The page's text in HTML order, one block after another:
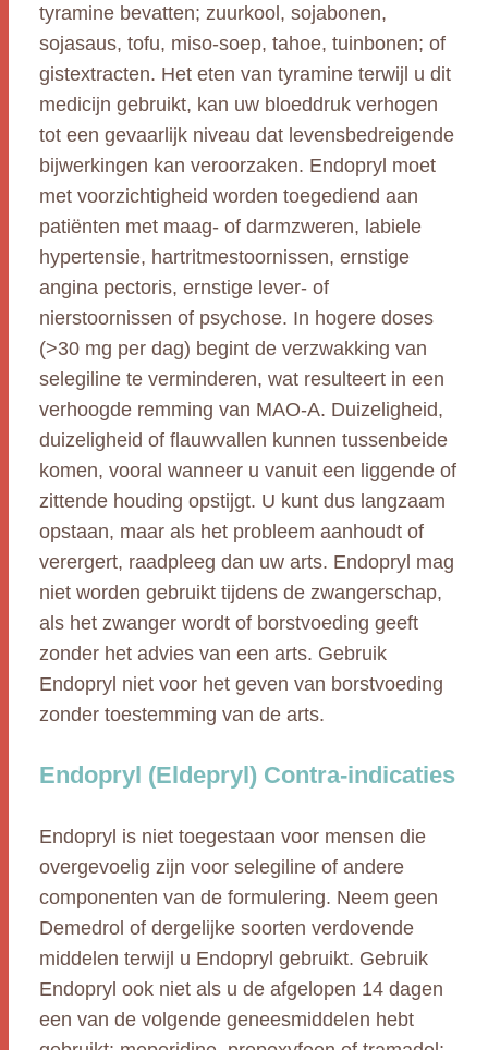
tyramine bevatten; zuurkool, sojabonen,
sojasaus, tofu, miso-soep, tahoe, tuinbonen; of
gistextracten. Het eten van tyramine terwijl u dit
medicijn gebruikt, kan uw bloeddruk verhogen
tot een gevaarlijk niveau dat levensbedreigende
bijwerkingen kan veroorzaken. Endopryl moet
met voorzichtigheid worden toegediend aan
patiënten met maag- of darmzweren, labiele
hypertensie, hartritmestoornissen, ernstige
angina pectoris, ernstige lever- of
nierstoornissen of psychose. In hogere doses
(>30 mg per dag) begint de verzwakking van
selegiline te verminderen, wat resulteert in een
verhoogde remming van MAO-A. Duizeligheid,
duizeligheid of flauwvallen kunnen tussenbeide
komen, vooral wanneer u vanuit een liggende of
zittende houding opstijgt. U kunt dus langzaam
opstaan, maar als het probleem aanhoudt of
verergert, raadpleeg dan uw arts. Endopryl mag
niet worden gebruikt tijdens de zwangerschap,
als het zwanger wordt of borstvoeding geeft
zonder het advies van een arts. Gebruik
Endopryl niet voor het geven van borstvoeding
zonder toestemming van de arts.
Endopryl (Eldepryl) Contra-indicaties
Endopryl is niet toegestaan voor mensen die
overgevoelig zijn voor selegiline of andere
componenten van de formulering. Neem geen
Demedrol of dergelijke soorten verdovende
middelen terwijl u Endopryl gebruikt. Gebruik
Endopryl ook niet als u de afgelopen 14 dagen
een van de volgende geneesmiddelen hebt